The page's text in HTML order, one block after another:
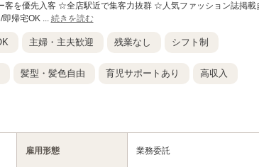
を優先入客 ☆全店駅近で集客力抜群 ☆人気ファッション誌掲載
帰宅OK ... 続きを読む
主婦・主夫歓迎 残業なし シフト制
髪型・髪色自由 育児サポートあり 高収入
雇用形態 業務委託